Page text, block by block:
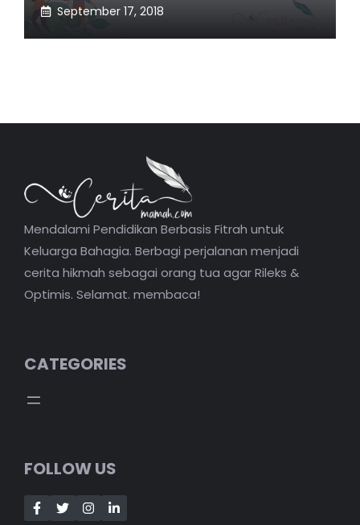
September 17, 2018
Mendalami Pendidikan Berbasis Fitrah untuk
Keluarga Bahagia. Berbagi perjalanan menjadi
cerita hikmah sebagai orang tua agar Rileks &
Optimis. Selamat. membaca!
CATEGORIES
FOLLOW US